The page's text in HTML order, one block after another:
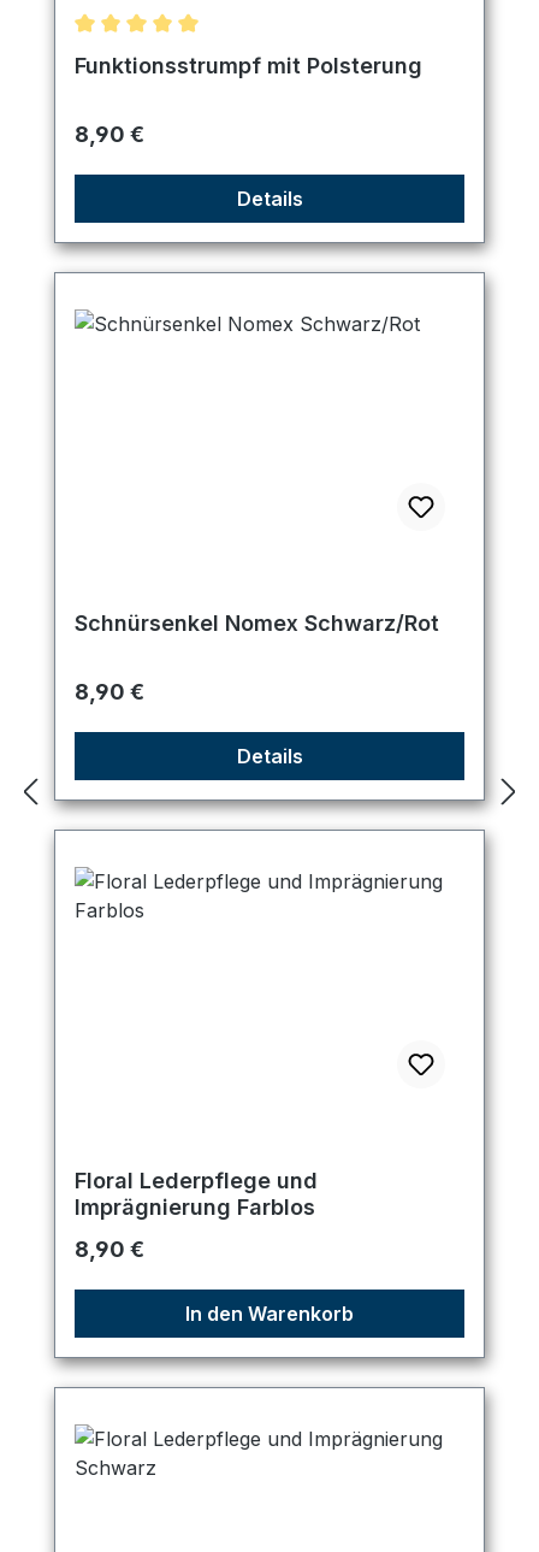
Durchschnittliche Bewertung von 5 von 5 Sternen
Funktionsstrumpf mit Polsterung
Regulärer Preis:
8,90 €
Details
Schnürsenkel Nomex Schwarz/Rot
Regulärer Preis:
8,90 €
Details
Floral Lederpflege und
Imprägnierung Farblos
Regulärer Preis:
8,90 €
In den Warenkorb